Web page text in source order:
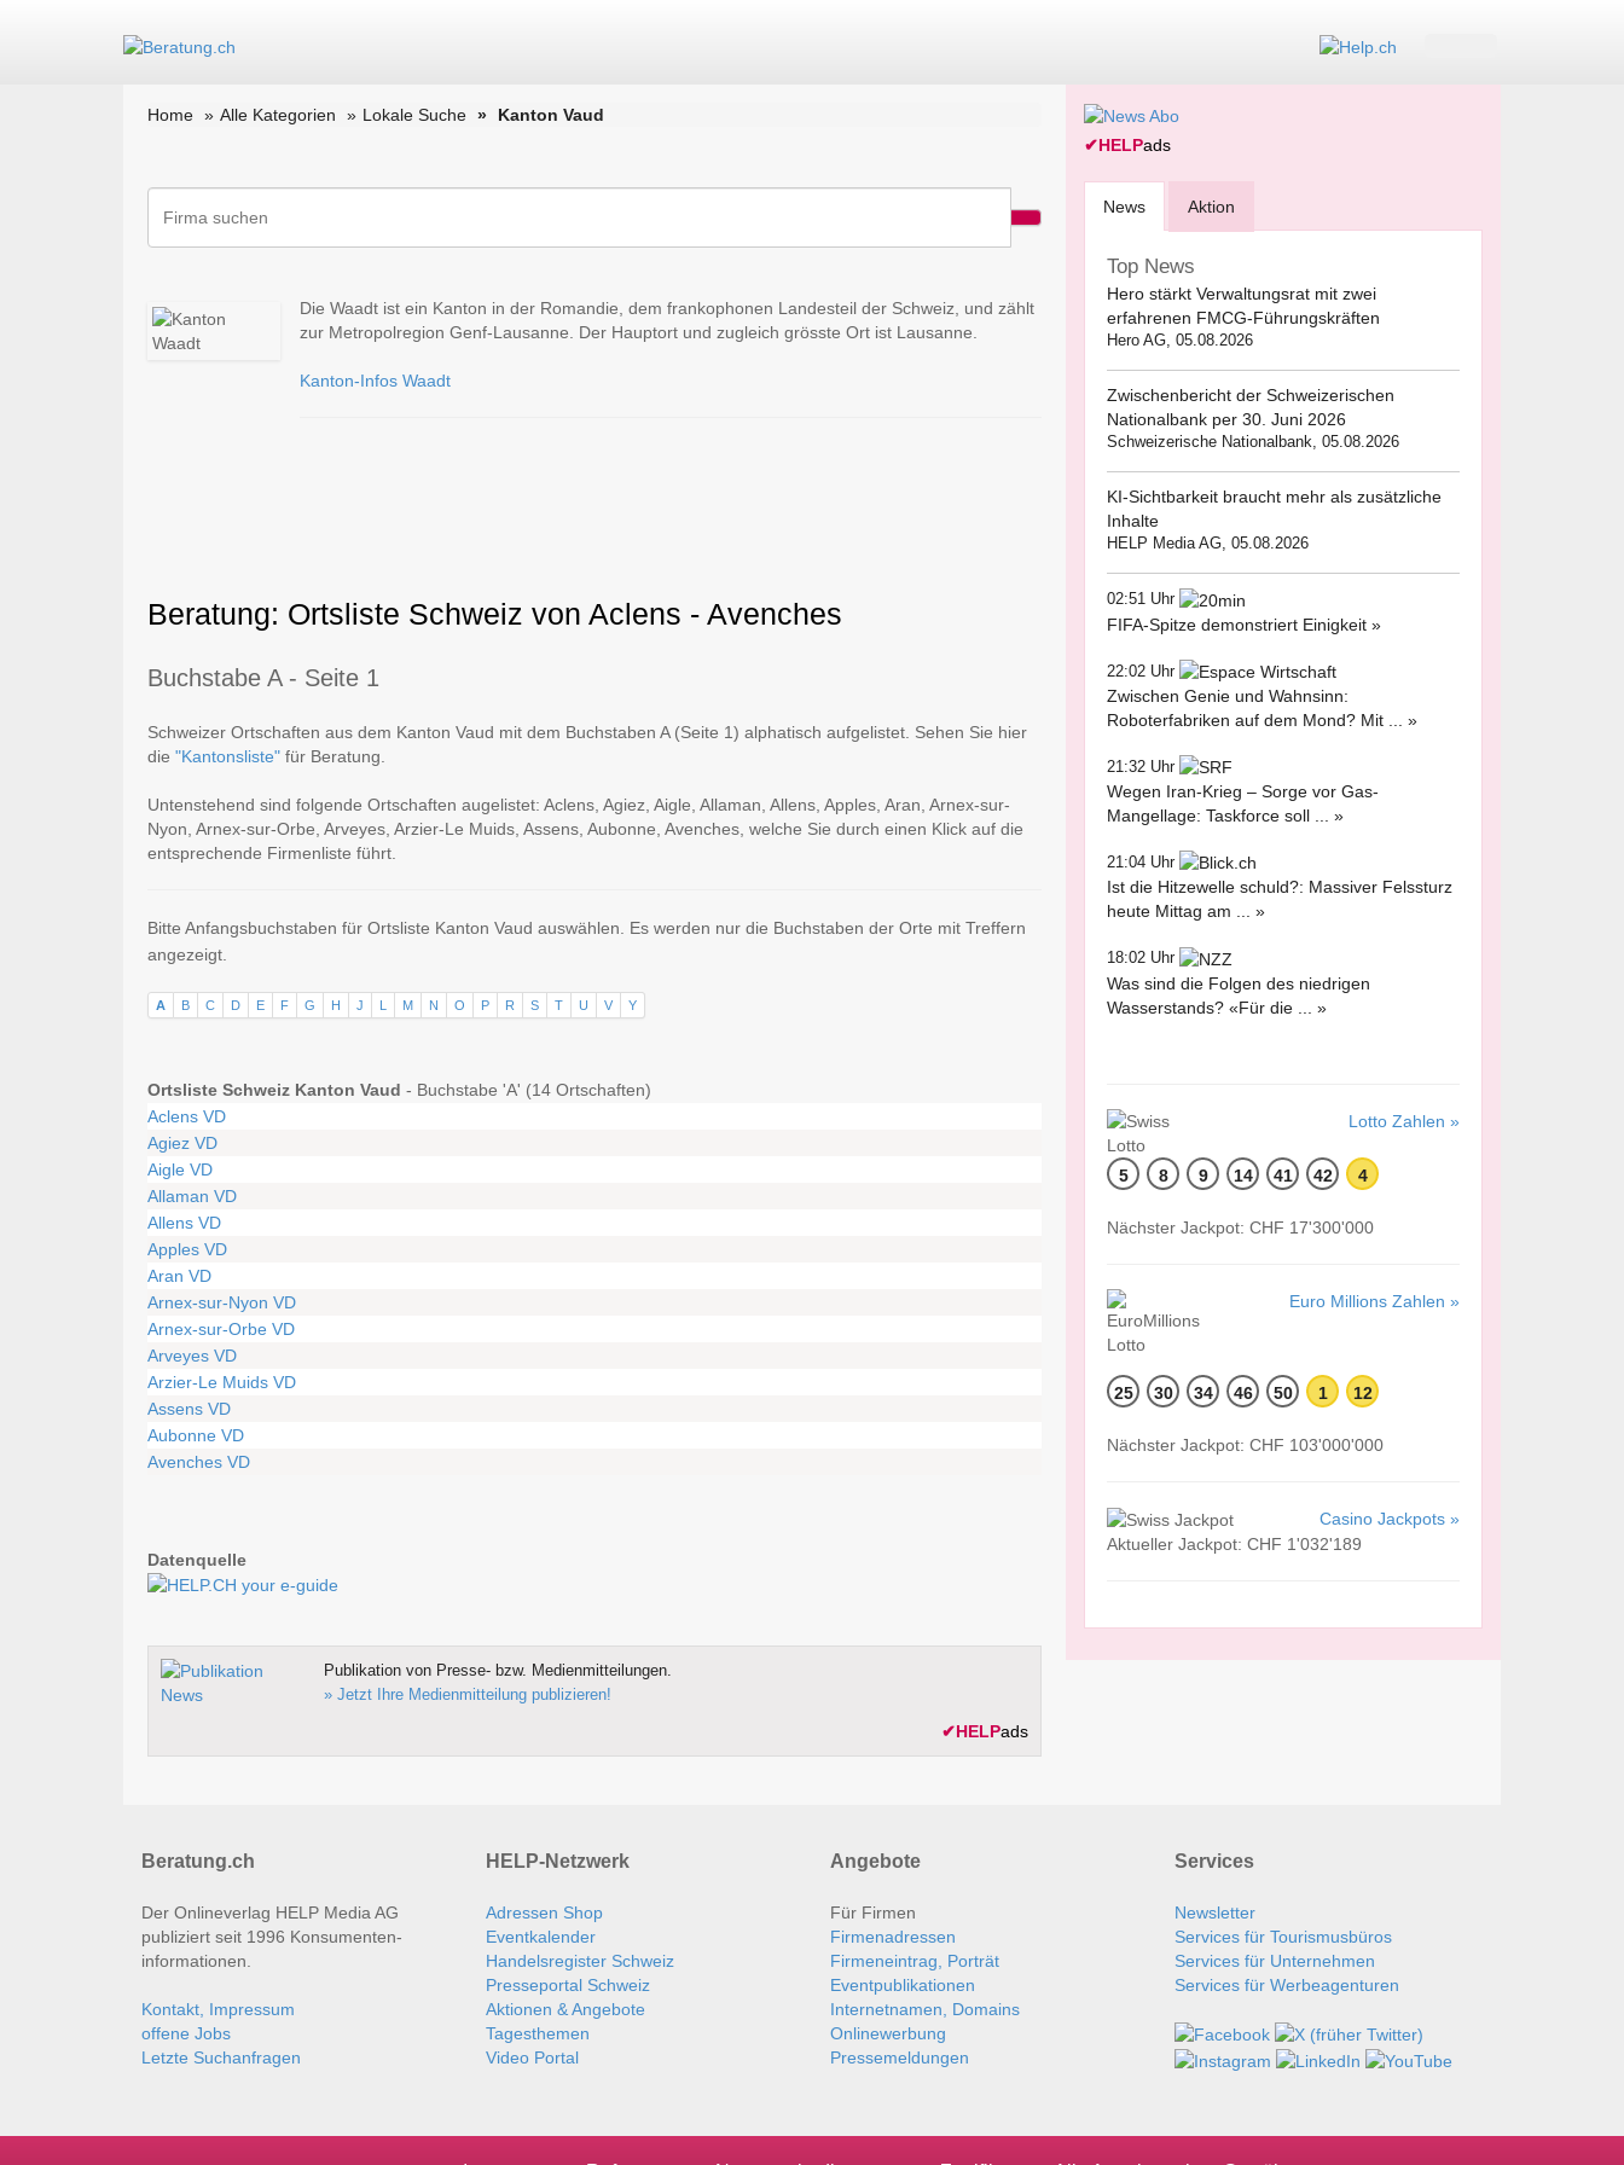
Home Alle Kategorien Lokale Suche Kanton Vaud
Die Waadt ist ein Kanton in der Romandie, dem frankophonen Landesteil der Schweiz, und zählt
zur Metropolregion Genf-Lausanne. Der Hauptort und zugleich grösste Ort ist Lausanne.
Kanton-Infos Waadt
Beratung: Ortsliste Schweiz von Aclens - Avenches
Buchstabe A - Seite 1
Schweizer Ortschaften aus dem Kanton Vaud mit dem Buchstaben A (Seite 1) alphatisch aufgelistet. Sehen Sie hier
die "Kantonsliste" für Beratung.
Untenstehend sind folgende Ortschaften augelistet: Aclens, Agiez, Aigle, Allaman, Allens, Apples, Aran, Arnex-sur-
Nyon, Arnex-sur-Orbe, Arveyes, Arzier-Le Muids, Assens, Aubonne, Avenches, welche Sie durch einen Klick auf die
entsprechende Firmenliste führt.
Bitte Anfangsbuchstaben für Ortsliste Kanton Vaud auswählen. Es werden nur die Buchstaben der Orte mit Treffern
angezeigt.
A B C D E F G H J L M N O P R S T U V Y
Ortsliste Schweiz Kanton Vaud - Buchstabe 'A' (14 Ortschaften)
Aclens VD
Agiez VD
Aigle VD
Allaman VD
Allens VD
Apples VD
Aran VD
Arnex-sur-Nyon VD
Arnex-sur-Orbe VD
Arveyes VD
Arzier-Le Muids VD
Assens VD
Aubonne VD
Avenches VD
Datenquelle
Publikation von Presse- bzw. Medienmitteilungen.
» Jetzt Ihre Medienmitteilung publizieren!
✔HELPads
✔HELPads
News Aktion
Top News
Hero stärkt Verwaltungsrat mit zwei
erfahrenen FMCG-Führungskräften
Hero AG, 05.08.2026
Zwischenbericht der Schweizerischen
Nationalbank per 30. Juni 2026
Schweizerische Nationalbank, 05.08.2026
KI-Sichtbarkeit braucht mehr als zusätzliche
Inhalte
HELP Media AG, 05.08.2026
02:51 Uhr
FIFA-Spitze demonstriert Einigkeit »
22:02 Uhr
Zwischen Genie und Wahnsinn:
Roboterfabriken auf dem Mond? Mit ... »
21:32 Uhr
Wegen Iran-Krieg – Sorge vor Gas-
Mangellage: Taskforce soll ... »
21:04 Uhr
Ist die Hitzewelle schuld?: Massiver Felssturz
heute Mittag am ... »
18:02 Uhr
Was sind die Folgen des niedrigen
Wasserstands? «Für die ... »
Lotto Zahlen »
5 8 9 14 41 42 4
Nächster Jackpot: CHF 17'300'000
Euro Millions Zahlen »
25 30 34 46 50 1 12
Nächster Jackpot: CHF 103'000'000
Casino Jackpots »
Aktueller Jackpot: CHF 1'032'189
Beratung.ch
Der Onlineverlag HELP Media AG
publiziert seit 1996 Konsumenten­
informationen.
Kontakt, Impressum
offene Jobs
Letzte Suchanfragen
HELP-Netzwerk
Adressen Shop
Eventkalender
Handelsregister Schweiz
Presseportal Schweiz
Aktionen & Angebote
Tagesthemen
Video Portal
Angebote
Für Firmen
Firmenadressen
Firmeneintrag, Porträt
Eventpublikationen
Internetnamen, Domains
Onlinewerbung
Pressemeldungen
Services
Newsletter
Services für Tourismusbüros
Services für Unternehmen
Services für Werbeagenturen